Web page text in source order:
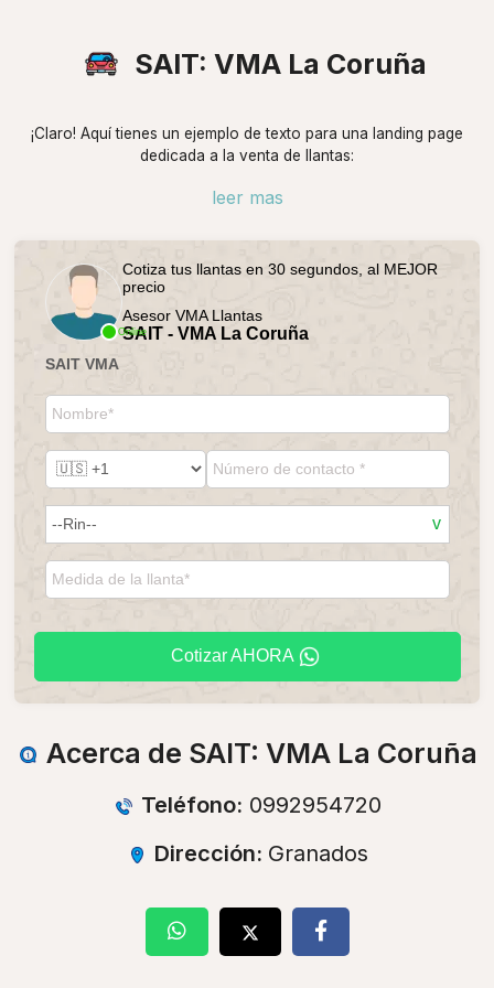
SAIT: VMA La Coruña
¡Claro! Aquí tienes un ejemplo de texto para una landing page
dedicada a la venta de llantas:
leer mas
Online
Cotiza tus llantas en 30 segundos, al MEJOR
precio
Asesor VMA Llantas
SAIT - VMA La Coruña
SAIT VMA
Cotizar AHORA
Acerca de SAIT: VMA La Coruña
Teléfono: 0992954720
Dirección: Granados